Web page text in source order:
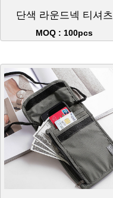
단색 라운드넥 티셔츠
MOQ : 100pcs